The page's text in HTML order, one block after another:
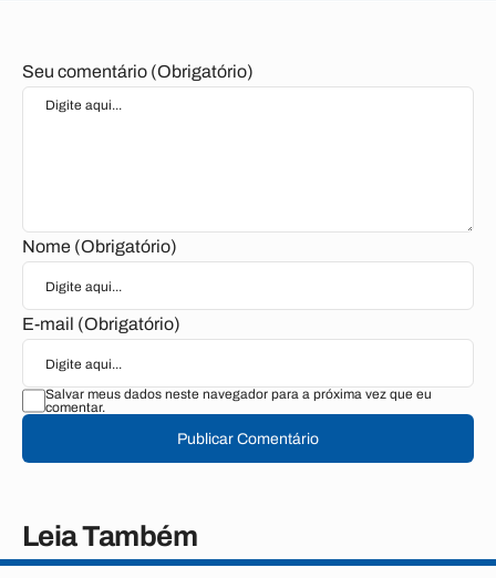
Seu comentário (Obrigatório)
Nome (Obrigatório)
E-mail (Obrigatório)
Salvar meus dados neste navegador para a próxima vez que eu
comentar.
Publicar Comentário
Leia Também